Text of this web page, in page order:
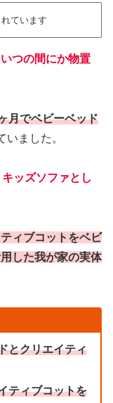
ています
つの間にか物置
月でベビーベッド
いました。
ッズソファとし
ィブコットをベビ
した我が家の実体
とクリエイティ
ティブコットを